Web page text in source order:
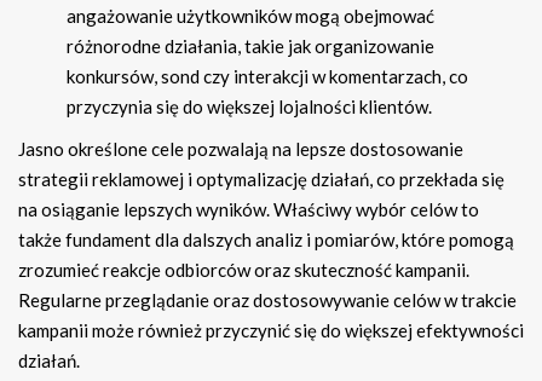
angażowanie użytkowników mogą obejmować
różnorodne działania, takie jak organizowanie
konkursów, sond czy interakcji w komentarzach, co
przyczynia się do większej lojalności klientów.
Jasno określone cele pozwalają na lepsze dostosowanie
strategii reklamowej i optymalizację działań, co przekłada się
na osiąganie lepszych wyników. Właściwy wybór celów to
także fundament dla dalszych analiz i pomiarów, które pomogą
zrozumieć reakcje odbiorców oraz skuteczność kampanii.
Regularne przeglądanie oraz dostosowywanie celów w trakcie
kampanii może również przyczynić się do większej efektywności
działań.